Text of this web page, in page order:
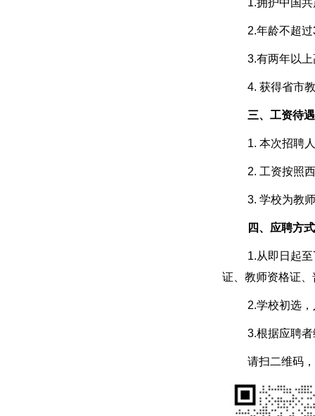
1.拥护中国
2.年龄不超
3.有两年以
4. 获得省市
三、工资待遇
1. 本次招聘
2. 工资按照
3. 学校为教
四、应聘方式
1.从即日起
证、教师资格证
2.学校初选
3.根据应聘
请扫二维码